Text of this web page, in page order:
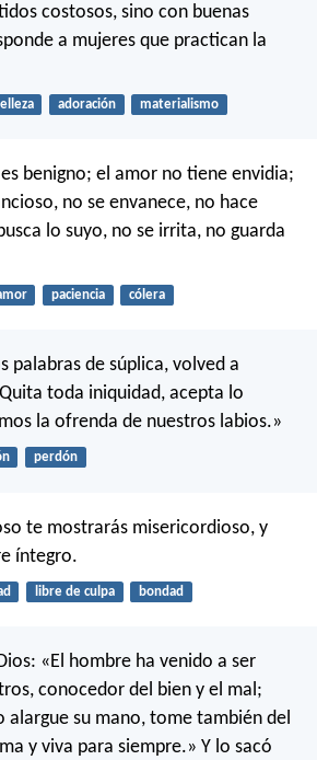
costosos, sino con buenas
a mujeres que practican la
adoración materialismo
benigno; el amor no tiene envidia;
no se envanece, no hace
lo suyo, no se irrita, no guarda
paciencia cólera
palabras de súplica, volved a
toda iniquidad, acepta lo
la ofrenda de nuestros labios.»
perdón
te mostrarás misericordioso, y
íntegro.
libre de culpa bondad
«El hombre ha venido a ser
conocedor del bien y el mal;
alargue su mano, tome también del
y viva para siempre.» Y lo sacó